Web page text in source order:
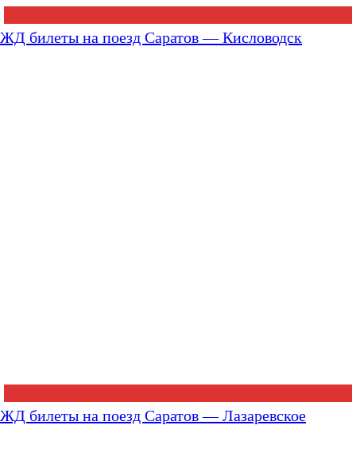
ЖД билеты на поезд Саратов — Кисловодск
ЖД билеты на поезд Саратов — Лазаревское